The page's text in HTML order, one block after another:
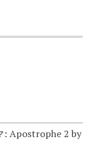
: Apostrophe 2 by